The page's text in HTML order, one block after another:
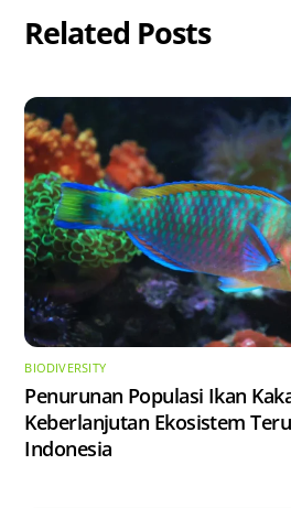
Related Posts
BIODIVERSITY
Penurunan Populasi Ikan
Keberlanjutan Ekosistem
Indonesia